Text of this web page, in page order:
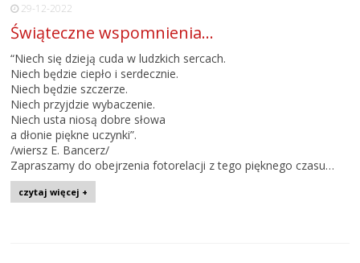
29-12-2022
Świąteczne wspomnienia…
“Niech się dzieją cuda w ludzkich sercach.
Niech będzie ciepło i serdecznie.
Niech będzie szczerze.
Niech przyjdzie wybaczenie.
Niech usta niosą dobre słowa
a dłonie piękne uczynki”.
/wiersz E. Bancerz/
Zapraszamy do obejrzenia fotorelacji z tego pięknego czasu…
czytaj więcej +